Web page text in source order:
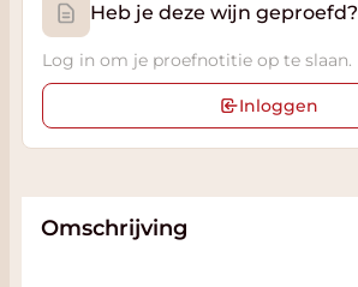
Heb je deze wijn geproefd?
Log in om je proefnotitie op te slaan.
Inloggen
Omschrijving